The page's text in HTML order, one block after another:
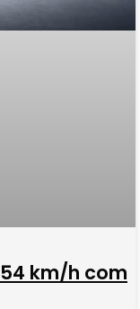
km/h com